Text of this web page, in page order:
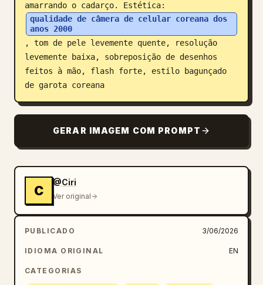
amarrando o cadarço. Estética:
qualidade de câmera de celular coreana dos
anos 2000
, tom de pele levemente quente, resolução
levemente baixa, sobreposição de desenhos
feitos à mão, flash forte, estilo bagunçado
de garota coreana
GERAR IMAGEM COM PROMPT
C
@Ciri
Ver original
PUBLICADO 3/06/2026
IDIOMA ORIGINAL EN
CATEGORIAS